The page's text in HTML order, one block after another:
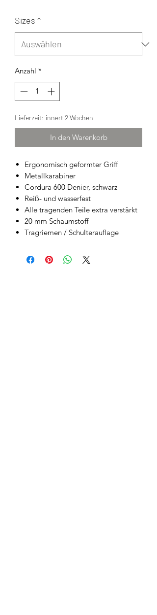
Sizes *
Anzahl *
Lieferzeit: innert 2 Wochen
In den Warenkorb
Ergonomisch geformter Griff
Metallkarabiner
Cordura 600 Denier, schwarz
Reiß- und wasserfest
Alle tragenden Teile extra verstärkt
20 mm Schaumstoff
Tragriemen / Schulterauflage